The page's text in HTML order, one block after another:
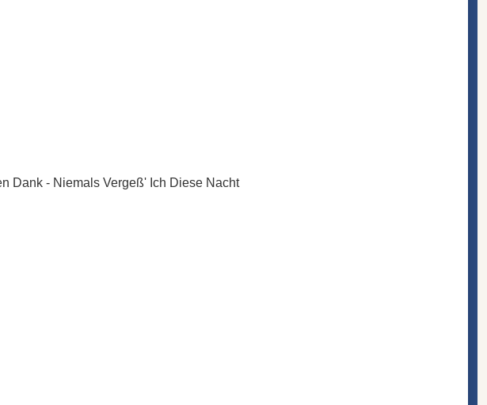
Dank - Niemals Vergeß' Ich Diese Nacht